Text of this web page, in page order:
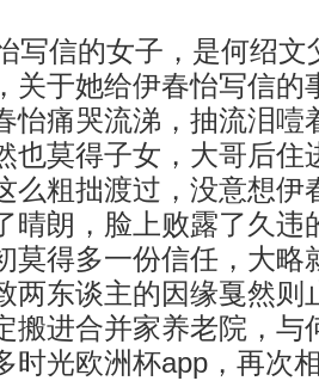
写信的女子，是何绍
关于她给伊春怡写信的
怡痛哭流涕，抽流泪噎
也莫得子女，大哥后住
么粗拙渡过，没意想伊
晴朗，脸上败露了久违
莫得多一份信任，大略
两东谈主的因缘戛然则
搬进合并家养老院，与
时光欧洲杯app，再次